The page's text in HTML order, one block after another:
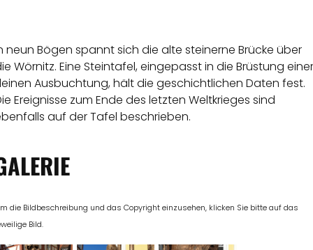
neun Bögen spannt sich die alte steinerne Brücke über
Wörnitz. Eine Steintafel, eingepasst in die Brüstung einer
Ausbuchtung, hält die geschichtlichen Daten fest.
Ereignisse zum Ende des letzten Weltkrieges sind
auf der Tafel beschrieben.
die Bildbeschreibung und das Copyright einzusehen, klicken Sie bitte auf das
Bild.